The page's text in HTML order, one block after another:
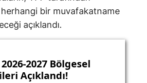
bir muvafakatname
açıklandı.
2027 Bölgesel
Açıklandı!